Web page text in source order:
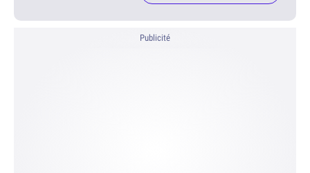
Publicité